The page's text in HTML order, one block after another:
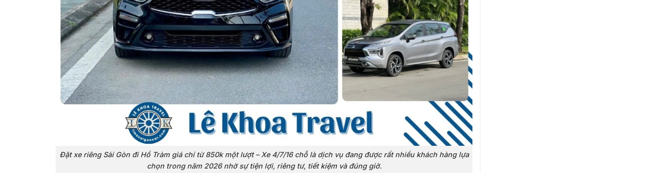
Đặt xe riêng Sài Gòn đi Hồ Tràm giá chỉ từ 850k một lượt – Xe 4/7/16 chỗ là dịch vụ đang được rất nhiều khách hàng lựa
chọn trong năm 2026 nhờ sự tiện lợi, riêng tư, tiết kiệm và đúng giờ.